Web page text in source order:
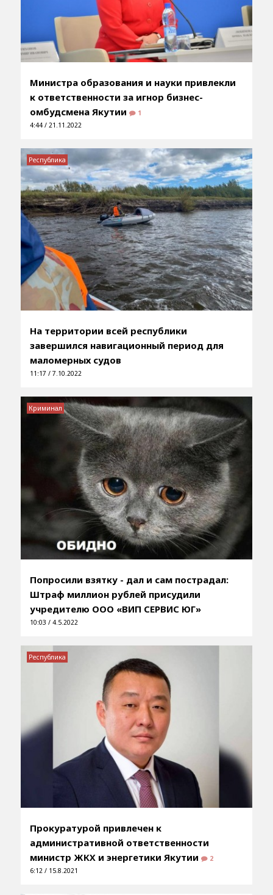
Министра образования и науки привлекли
к ответственности за игнор бизнес-
омбудсмена Якутии
1
4:44 / 21.11.2022
На территории всей республики
завершился навигационный период для
маломерных судов
11:17 / 7.10.2022
Республика
Попросили взятку - дал и сам пострадал:
Штраф миллион рублей присудили
учредителю ООО «ВИП СЕРВИС ЮГ»
10:03 / 4.5.2022
Криминал
Прокуратурой привлечен к
административной ответственности
министр ЖКХ и энергетики Якутии
2
6:12 / 15.8.2021
Республика